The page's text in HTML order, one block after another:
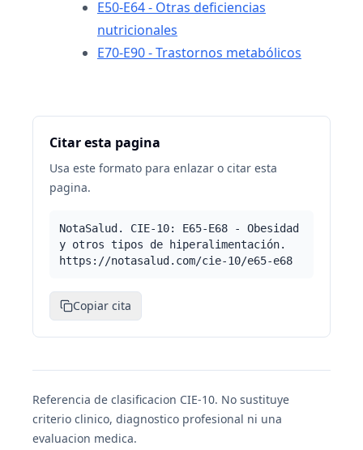
E50-E64 - Otras deficiencias
nutricionales
E70-E90 - Trastornos metabólicos
Citar esta pagina
Usa este formato para enlazar o citar esta
pagina.
NotaSalud. CIE-10: E65-E68 - Obesidad
y otros tipos de hiperalimentación.
https://notasalud.com/cie-10/e65-e68
Copiar cita
Referencia de clasificacion CIE-10. No sustituye
criterio clinico, diagnostico profesional ni una
evaluacion medica.